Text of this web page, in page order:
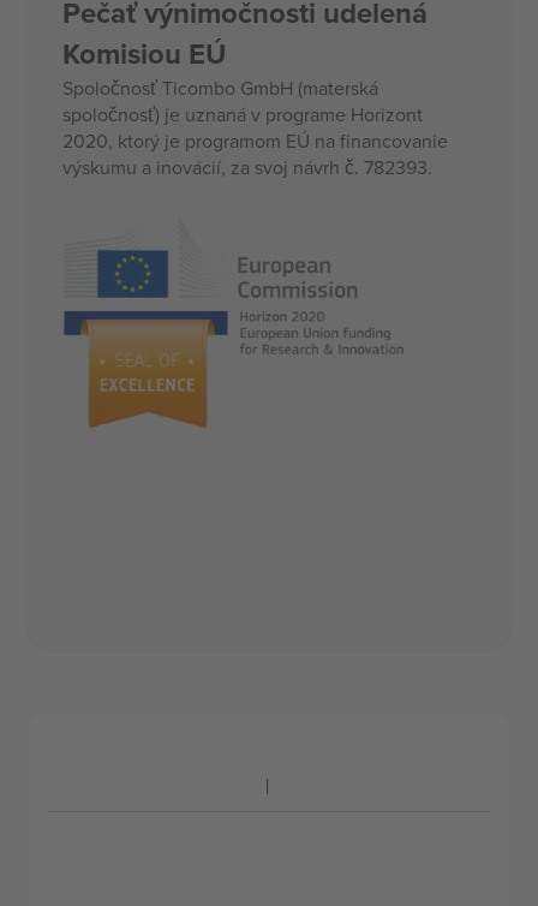
Pečať výnimočnosti udelená
Komisiou EÚ
Spoločnosť Ticombo GmbH (materská
spoločnosť) je uznaná v programe Horizont
2020, ktorý je programom EÚ na financovanie
výskumu a inovácií, za svoj návrh č. 782393.